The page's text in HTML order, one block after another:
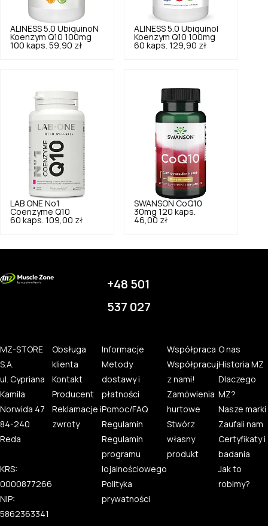
ALINESS 5.0 UbiquinoN
Koenzym Q10 100mg
100 kaps. 59,90 zł
ALINESS 5.0 Ubiquinol
Koenzym Q10 100mg
60 kaps. 129,90 zł
LAB ONE No1
Coenzyme Q10
60 kaps. 109,00 zł
SWANSON CoQ10
30mg 120 kaps.
46,00 zł
+48 501
537 027
MZ-STORE
S.A.
ul. Cypriana
Kamila
Norwida 47
84-240
Reda
KRS:
0000877266
NIP:
5862363341
Obsługa
klienta
Kontakt
Producent
Reklamacje i
zwroty
Informacje
Metody
dostawy i
płatności
Pomoc/FAQ
Regulamin
Regulamin
programu
lojalnościowego
Polityka
prywatności
Współpraca
Współpracuj
z nami!
Zamówienia
hurtowe
Stwórz
własny
produkt
O nas
Historia MZ
Dlaczego
MZ?
Nasze marki
Zaufali nam
Certyfikaty i
badania
Jak to
robimy?